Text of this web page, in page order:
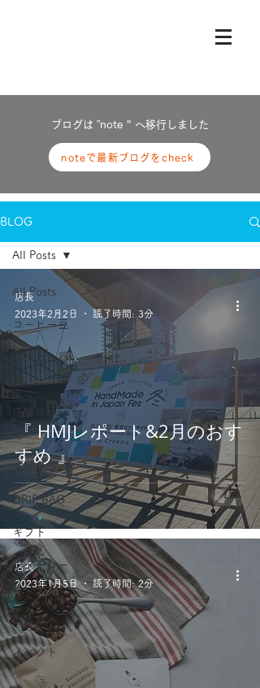
ブログは ”note " へ移行しました
noteで最新ブログをcheck
BLOG
All Posts
コーヒー豆
コーヒー器
店舗につい
て
デザイン
DRIP BAG
ギフト
レターコー
ヒー
周年祭
イベント
All Posts
『 HMJレポート&2月のおす
すめ 』
店長
2023年2月2日
読了時間: 3分
店長
2023年1月5日
読了時間: 2分